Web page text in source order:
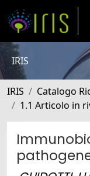
IRIS
IRIS Catalogo
1.1 Articolo in